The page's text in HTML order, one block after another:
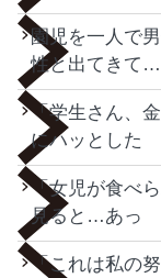
園児を一人で
性と出てきて…
「学生さん、
にハッとした
「女児が食べ
見ると…あっ
「これは私の